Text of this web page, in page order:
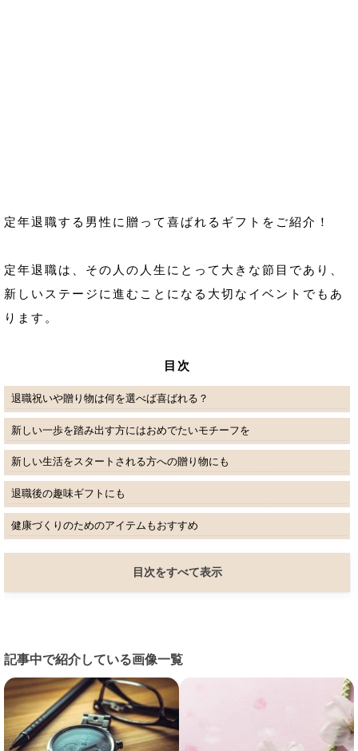
定年退職する男性に贈って喜ばれるギフトをご紹介！
定年退職は、その人の人生にとって大きな節目であり、
新しいステージに進むことになる大切なイベントでもあ
ります。
目次
退職祝いや贈り物は何を選べば喜ばれる？
新しい一歩を踏み出す方にはおめでたいモチーフを
新しい生活をスタートされる方への贈り物にも
退職後の趣味ギフトにも
健康づくりのためのアイテムもおすすめ
目次をすべて表示
記事中で紹介している画像一覧